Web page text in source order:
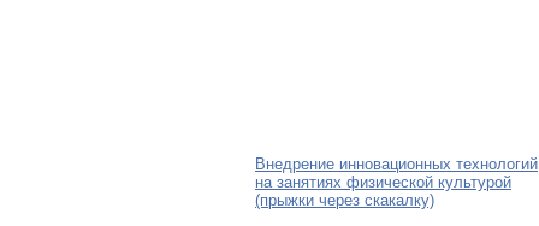
Внедрение инновационных технологий
на занятиях физической культурой
(прыжки через скакалку)